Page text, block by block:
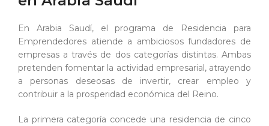
En Arabia Saudí, el programa de Residencia para
Emprendedores atiende a ambiciosos fundadores de
empresas a través de dos categorías distintas. Ambas
pretenden fomentar la actividad empresarial, atrayendo
a personas deseosas de invertir, crear empleo y
contribuir a la prosperidad económica del Reino.
La primera categoría concede una residencia de cinco